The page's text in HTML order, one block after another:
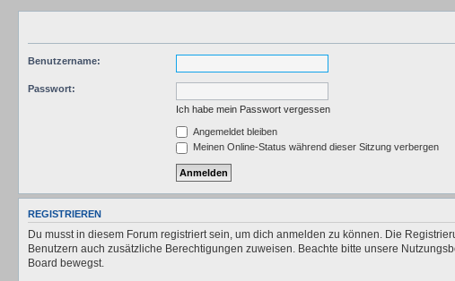
Benutzername:
Passwort:
Ich habe mein Passwort vergessen
Angemeldet bleiben
Meinen Online-Status während dieser Sitzung verbergen
REGISTRIEREN
Du musst in diesem Forum registriert sein, um dich anmelden zu können. Die
Benutzern auch zusätzliche Berechtigungen zuweisen. Beachte bitte unsere
Board bewegst.